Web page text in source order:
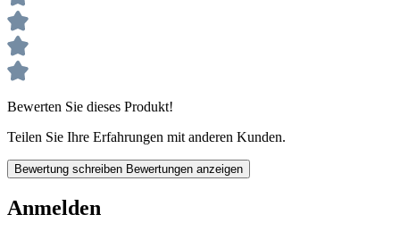
Bewerten Sie dieses Produkt!
Teilen Sie Ihre Erfahrungen mit anderen Kunden.
Bewertung schreiben Bewertungen anzeigen
Anmelden